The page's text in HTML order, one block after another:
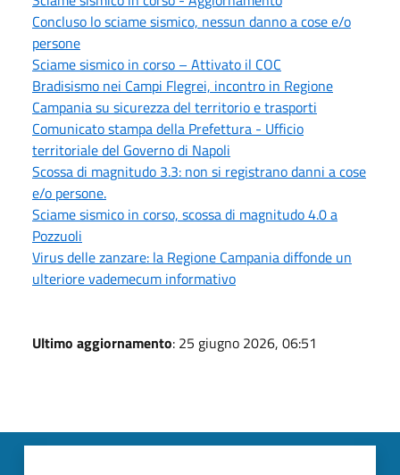
Concluso lo sciame sismico, nessun danno a cose e/o
persone
Sciame sismico in corso – Attivato il COC
Bradisismo nei Campi Flegrei, incontro in Regione
Campania su sicurezza del territorio e trasporti
Comunicato stampa della Prefettura - Ufficio
territoriale del Governo di Napoli
Scossa di magnitudo 3.3: non si registrano danni a cose
e/o persone.
Sciame sismico in corso, scossa di magnitudo 4.0 a
Pozzuoli
Virus delle zanzare: la Regione Campania diffonde un
ulteriore vademecum informativo
Ultimo aggiornamento: 25 giugno 2026, 06:51